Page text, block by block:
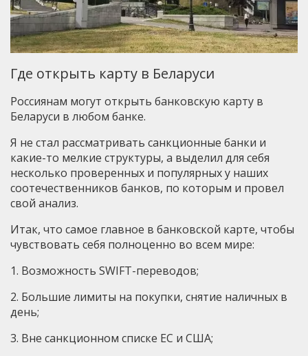
Где открыть карту в Беларуси
Россиянам могут открыть банковскую карту в
Беларуси в любом банке.
Я не стал рассматривать санкционные банки и
какие-то мелкие структуры, а выделил для себя
несколько проверенных и популярных у наших
соотечественников банков, по которым и провел
свой анализ.
Итак, что самое главное в банковской карте, чтобы
чувствовать себя полноценно во всем мире:
1. Возможность SWIFT-переводов;
2. Большие лимиты на покупки, снятие наличных в
день;
3. Вне санкционном списке ЕС и США;